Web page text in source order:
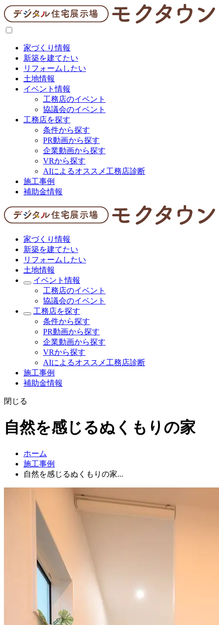
家づくり情報
新築を建てたい
リフォームしたい
土地情報
イベント情報
工務店のイベント
協議会のイベント
工務店を探す
条件から探す
PR動画から探す
企業動画から探す
VRから探す
AIによるオススメ工務店診断
施工事例
補助金情報
家づくり情報
新築を建てたい
リフォームしたい
土地情報
イベント情報
工務店のイベント
協議会のイベント
工務店を探す
条件から探す
PR動画から探す
企業動画から探す
VRから探す
AIによるオススメ工務店診断
施工事例
補助金情報
閉じる
自然を感じるぬくもりの家
ホーム
施工事例
自然を感じるぬくもりの家...